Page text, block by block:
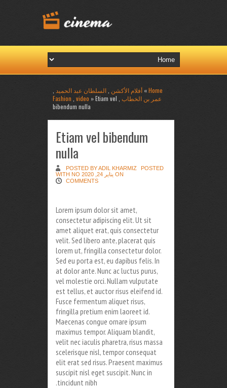
Home
» أفلام الأكشن السلطان عبد الحميد
عمر بن الخطاب
Fashion video » Etiam vel
bibendum nulla
Etiam vel bibendum
nulla
POSTED BY ADIL KHARMIZ
POSTED
ON يناير 24, 2020 WITH
NO
COMMENTS
Lorem ipsum dolor sit amet,
consectetur adipiscing elit. Ut sit
amet aliquet erat, quis consectetur
velit. Sed libero ante, placerat quis
lorem ut, fringilla consectetur dolor.
Sed eu porta est, eu dapibus felis. In
at dolor ante. Nunc ac luctus purus,
vel molestie orci. Nullam vulputate
est tellus, et auctor risus eleifend id.
Fusce fermentum aliquet risus,
fringilla pretium enim laoreet id.
Maecenas congue ornare ipsum
maximus tempor. Aliquam blandit,
velit nec iaculis pharetra, risus massa
scelerisque nisl, tempor consequat
elit erat sed risus. Praesent maximus
suscipit nisl eget suscipit. Nunc in
tincidunt nibh.